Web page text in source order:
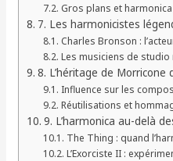
Gros plans et
7. Les harmonicistes
Charles Bronson :
Les musiciens de studio
8. L’héritage de
Influence sur les
Réutilisations et
9. L’harmonica au-delà
The Thing : quand
L’Exorciste II :